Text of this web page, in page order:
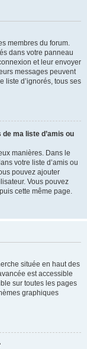
membres du forum.
dans votre panneau
et leur envoyer
messages peuvent
liste d’ignorés, tous ses
ma liste d’amis ou
manières. Dans le
votre liste d’amis ou
pouvez ajouter
Vous pouvez
cette même page.
située en haut des
est accessible
sur toutes les pages
graphiques